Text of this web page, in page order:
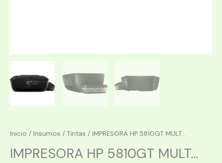
Inicio / Insumos / Tintas / IMPRESORA HP 5810GT MULT...
IMPRESORA HP 5810GT MULT...